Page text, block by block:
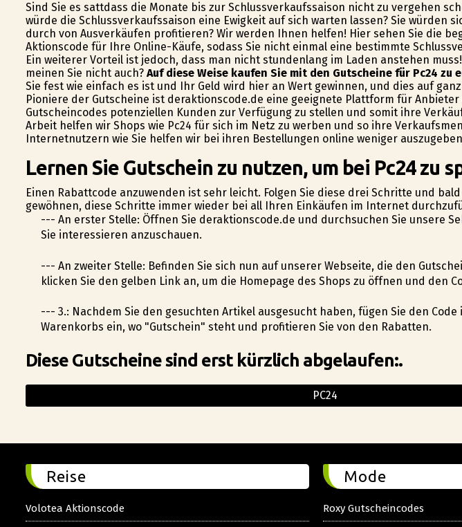
Sind Sie es sattdass die Monate bis zur Schlussverkaufssaison nicht zu vergehen
würde die Schlussverkaufssaison eine Ewigkeit auf sich warten lassen? Sie würden
durch von Ausverkäufen profitieren? Wir werden Ihnen helfen! Hier sehen Sie die
Aktionscode für Ihre Online-Käufe, sodass Sie nicht einmal eine bestimmte
Ein weiterer Vorteil ist jedoch, dass man nicht stundenlang im Laden anstehen
meinen Sie nicht auch? Auf diese Weise kaufen Sie mit den Gutscheine für Pc24 zu
Sie fest wie einfach es ist und Ihr Geld wird hier an Wert gewinnen, und dies auf
Pioniere der Gutscheine ist deraktionscode.de eine geeignete Plattform für
Gutscheincodes potenziellen Kunden zur Verfügung zu stellen und somit ihre
Arbeit helfen wir Shops wie Pc24 für sich im Netz zu werben und so ihre
Internetnutzern wie Sie helfen wir bei ihren Bestellungen online weniger
Lernen Sie Gutschein zu nutzen, um bei Pc24 zu
Einen Rabattcode anzuwenden ist sehr leicht. Folgen Sie diese drei Schritte und
gewöhnen, diese Schritte immer wieder bei all Ihren Einkäufen im Internet
--- An erster Stelle: Öffnen Sie deraktionscode.de und durchsuchen Sie unsere
Sie interessieren anzuschauen.
--- An zweiter Stelle: Befinden Sie sich nun auf unserer Webseite, die den
klicken Sie den gelben Link an, um die Homepage des Shops zu öffnen und den
--- 3.: Nachdem Sie den gesuchten Artikel ausgesucht haben, fügen Sie den Code
Warenkorbs ein, wo "Gutschein" steht und profitieren Sie von den Rabatten.
Diese Gutscheine sind erst kürzlich abgelaufen:.
PC24
Reise
Volotea Aktionscode
Mode
Roxy Gutscheincodes